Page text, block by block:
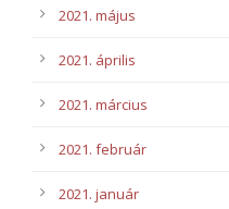
2021. május
2021. április
2021. március
2021. február
2021. január